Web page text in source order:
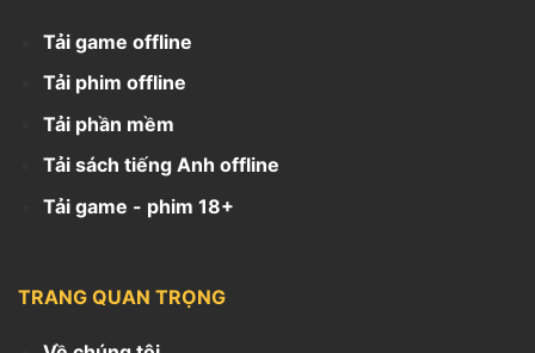
Tải game offline
Tải phim offline
Tải phần mềm
Tải sách tiếng Anh offline
Tải game - phim 18+
TRANG QUAN TRỌNG